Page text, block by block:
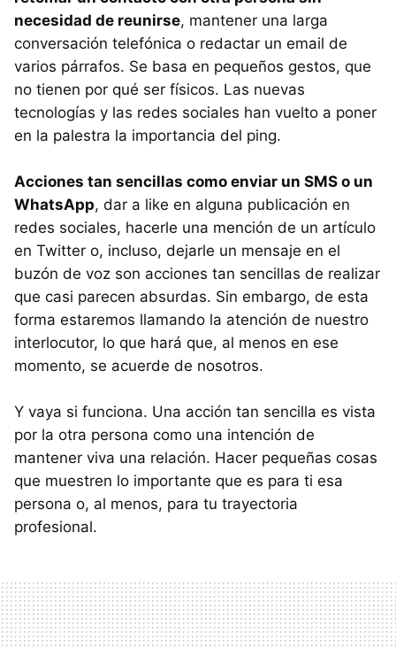
necesidad de reunirse, mantener una larga
conversación telefónica o redactar un email de
varios párrafos. Se basa en pequeños gestos, que
no tienen por qué ser físicos. Las nuevas
tecnologías y las redes sociales han vuelto a poner
en la palestra la importancia del ping.
Acciones tan sencillas como enviar un SMS o un
WhatsApp, dar a like en alguna publicación en
redes sociales, hacerle una mención de un artículo
en Twitter o, incluso, dejarle un mensaje en el
buzón de voz son acciones tan sencillas de realizar
que casi parecen absurdas. Sin embargo, de esta
forma estaremos llamando la atención de nuestro
interlocutor, lo que hará que, al menos en ese
momento, se acuerde de nosotros.
Y vaya si funciona. Una acción tan sencilla es vista
por la otra persona como una intención de
mantener viva una relación. Hacer pequeñas cosas
que muestren lo importante que es para ti esa
persona o, al menos, para tu trayectoria
profesional.